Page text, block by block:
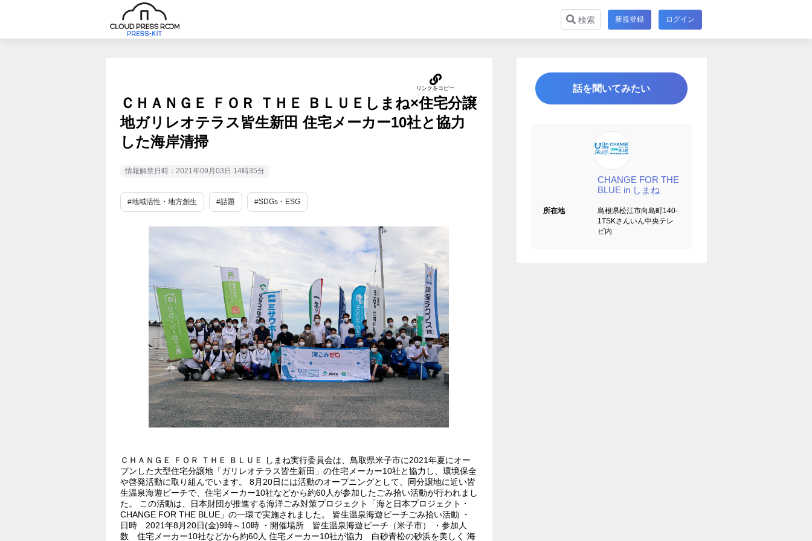
検索 新規登録 ログイン
ＣＨＡＮＧＥ ＦＯＲ ＴＨＥ ＢＬＵＥしまね×住宅分譲
地ガリレオテラス皆生新田 住宅メーカー10社と協力
した海岸清掃
情報解禁日時：2021年09月03日 14時35分
#地域活性・地方創生 #話題 #SDGs・ESG
ＣＨＡＮＧＥ ＦＯＲ ＴＨＥ ＢＬＵＥ しまね実行委員会は、鳥取県米子市に2021年夏にオー
プンした大型住宅分譲地「ガリレオテラス皆生新田」の住宅メーカー10社と協力し、環境保全
や啓発活動に取り組んでいます。 8月20日には活動のオープニングとして、同分譲地に近い皆
生温泉海遊ビーチで、住宅メーカー10社などから約60人が参加したごみ拾い活動が行われまし
た。 この活動は、日本財団が推進する海洋ごみ対策プロジェクト「海と日本プロジェクト・
CHANGE FOR THE BLUE」の一環で実施されました。 皆生温泉海遊ビーチごみ拾い活動 ・
日時 2021年8月20日(金)9時～10時 ・開催場所 皆生温泉海遊ビーチ（米子市） ・参加人
数 住宅メーカー10社などから約60人 住宅メーカー10社が協力 白砂青松の砂浜を美しく 海
話を聞いてみたい
CHANGE FOR THE
BLUE in しまね
所在地
島根県松江市向島町140-
1TSKさんいん中央テレ
ビ内